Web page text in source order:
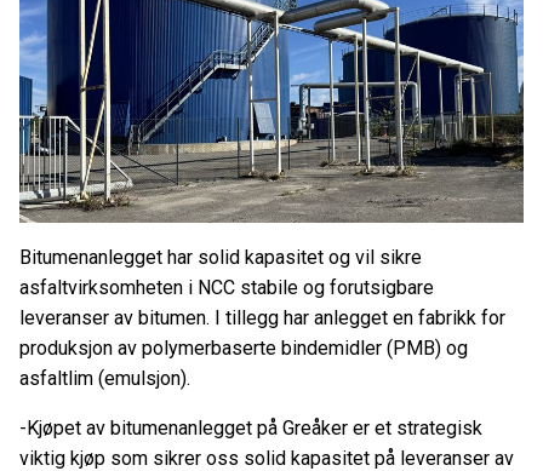
Bitumenanlegget har solid kapasitet og vil sikre
asfaltvirksomheten i NCC stabile og forutsigbare
leveranser av bitumen. I tillegg har anlegget en fabrikk for
produksjon av polymerbaserte bindemidler (PMB) og
asfaltlim (emulsjon).
-Kjøpet av bitumenanlegget på Greåker er et strategisk
viktig kjøp som sikrer oss solid kapasitet på leveranser av